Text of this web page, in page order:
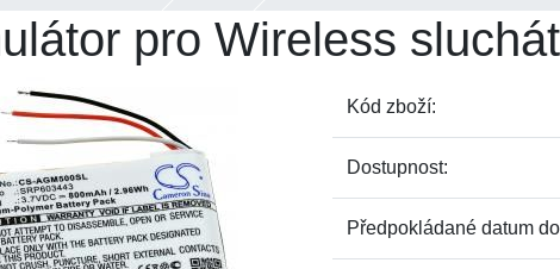
pro Wireless
Kód zboží:
Dostupnost:
Předpokládané datum